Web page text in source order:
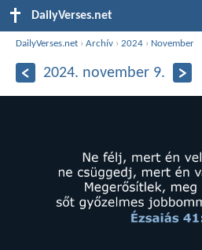
DailyVerses.net
DailyVerses.net ›Archív ›2024 › November
2024. november 9.